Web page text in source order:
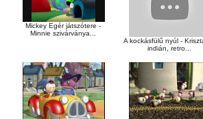
Mickey Egér játszótere -
Minnie szivárványa...
A kockásfülű nyúl -
indián, retro...